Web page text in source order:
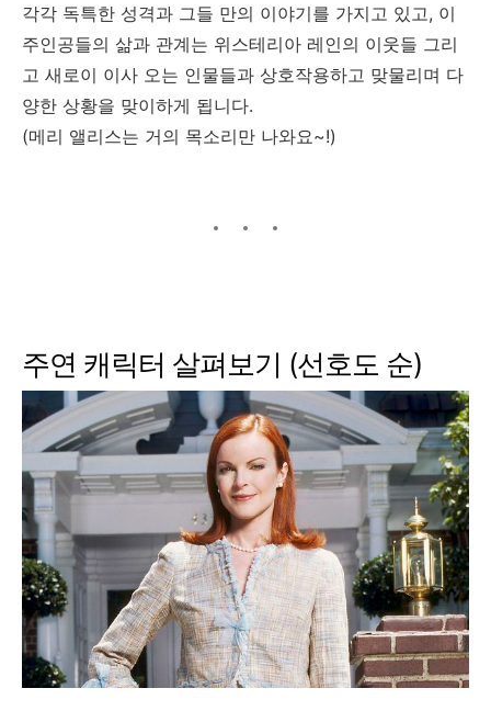
각각 독특한 성격과 그들 만의 이야기를 가지고 있고, 이
주인공들의 삶과 관계는 위스테리아 레인의 이웃들 그리
고 새로이 이사 오는 인물들과 상호작용하고 맞물리며 다
양한 상황을 맞이하게 됩니다.
(메리 앨리스는 거의 목소리만 나와요~!)
주연 캐릭터 살펴보기 (선호도 순)